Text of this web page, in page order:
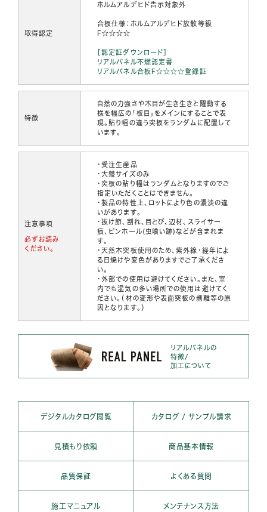
取得認定
ホルムアルデヒド告示対象外
合板仕様：ホルムアルデヒド放散等級
F☆☆☆☆
［認定証ダウンロード］
リアルパネル不燃認定書
リアルパネル合板F☆☆☆☆登録証
特徴
自然の力強さや木目が生き生きと躍動する
様を幅広の「板目」をメインにすることで表
現。貼り幅の違う突板をランダムに配置して
います。
注意事項
必ずお読み
ください。
・受注生産品
・大盤サイズのみ
・突板の貼り幅はランダムとなりますのでご
指定いただくことはできません。
・製品の特性上、ロットにより色の濃淡の違
いがあります。
・抜け節、割れ、目とび、辺材、スライサー
痕、ピンホール(虫喰い跡)などが含まれま
す。
・天然木突板使用のため、紫外線・経年によ
る日焼けや変色がありますでご了承くださ
い。
・外部での使用は避けてください。また、室
内でも湿気の多い場所での使用は避けてく
ださい。（材の変形や表面突板の剥離等の原
因となります。）
リアルパネルの
特徴/
加工について
デジタルカタログ閲覧 カタログ / サンプル請求
見積もり依頼 商品基本情報
品質保証 よくある質問
施工マニュアル メンテナンス方法